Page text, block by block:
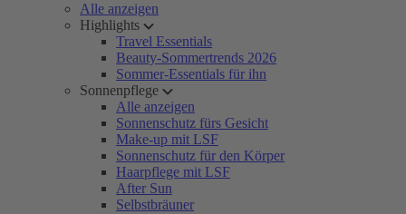
Alle anzeigen
Highlights
Travel Essentials
Beauty-Sommertrends 2026
Sommer-Essentials für ihn
Sonnenpflege
Alle anzeigen
Sonnenschutz fürs Gesicht
Make-up mit LSF
Sonnenschutz für den Körper
Haarpflege mit LSF
After Sun
Selbstbräuner